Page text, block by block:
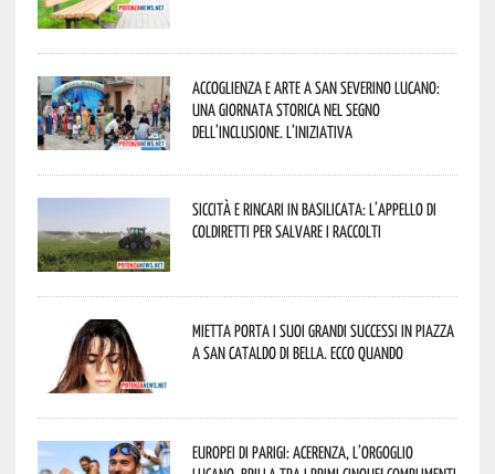
Accoglienza e arte a San Severino Lucano:
una giornata storica nel segno
dell’inclusione. L’iniziativa
Siccità e rincari in Basilicata: l’appello di
Coldiretti per salvare i raccolti
Mietta porta i suoi grandi successi in piazza
a San Cataldo di Bella. Ecco quando
Europei di Parigi: Acerenza, l’orgoglio